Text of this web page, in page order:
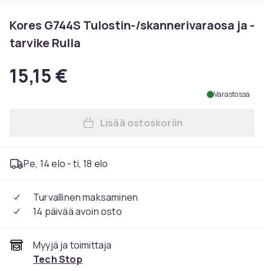
Kores G744S Tulostin-/skannerivaraosa ja -
tarvike Rulla
15,15 €
Varastossa
Lisää Kores G744S
Lisää ostoskoriin
Pe, 14 elo - ti, 18 elo
Turvallinen maksaminen
14 päivää avoin osto
Myyjä ja toimittaja
Tech Stop